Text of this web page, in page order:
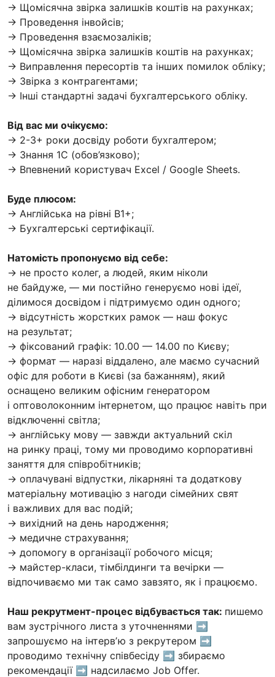
→ Щомісячна звірка залишків коштів на рахунках;
→ Проведення інвойсів;
→ Проведення взаємозаліків;
→ Щомісячна звірка залишків коштів на рахунках;
→ Виправлення пересортів та інших помилок обліку;
→ Звірка з контрагентами;
→ Інші стандартні задачі бухгалтерського обліку.
Від вас ми очікуємо:
→ 2-3+ роки досвіду роботи бухгалтером;
→ Знання 1С (обов’язково);
→ Впевнений користувач Excel / Google Sheets.
Буде плюсом:
→ Англійська на рівні B1+;
→ Бухгалтерські сертифікації.
Натомість пропонуємо від себе:
→ не просто колег, а людей, яким ніколи
не байдуже, — ми постійно генеруємо нові ідеї,
ділимося досвідом і підтримуємо один одного;
→ відсутність жорстких рамок — наш фокус
на результат;
→ фіксований графік: 10.00 — 14.00 по Києву;
→ формат — наразі віддалено, але маємо сучасний
офіс для роботи в Києві (за бажанням), який
оснащено великим офісним генератором
і оптоволоконним інтернетом, що працює навіть при
відключенні світла;
→ англійську мову — завжди актуальний скіл
на ринку праці, тому ми проводимо корпоративні
заняття для співробітників;
→ оплачувані відпустки, лікарняні та додаткову
матеріальну мотивацію з нагоди сімейних свят
і важливих для вас подій;
→ вихідний на день народження;
→ медичне страхування;
→ допомогу в організації робочого місця;
→ майстер-класи, тімбілдинги та вечірки —
відпочиваємо ми так само завзято, як і працюємо.
Наш рекрутмент-процес відбувається так: пишемо
вам зустрічного листа з уточненнями ➡
запрошуємо на інтервʼю з рекрутером ➡
проводимо технічну співбесіду ➡ збираємо
рекомендації ➡ надсилаємо Job Offer.